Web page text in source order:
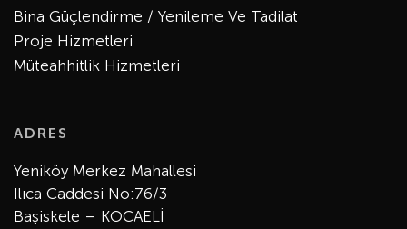
Bina Güçlendirme / Yenileme Ve Tadilat
Proje Hizmetleri
Müteahhitlik Hizmetleri
ADRES
Yeniköy Merkez Mahallesi
Ilıca Caddesi No:76/3
Başiskele – KOCAELİ